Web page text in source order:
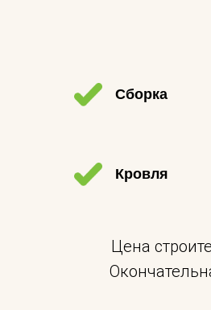
Сборка
Кровля
Цена